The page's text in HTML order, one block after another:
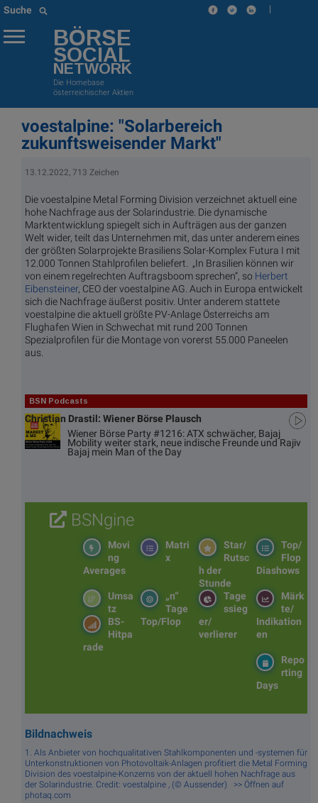
Suche |
BÖRSE
SOCIAL
NETWORK
Die Homebase
österreichischer Aktien
voestalpine: "Solarbereich
zukunftsweisender Markt"
13.12.2022, 713 Zeichen
Die voestalpine Metal Forming Division verzeichnet aktuell eine
hohe Nachfrage aus der Solarindustrie. Die dynamische
Marktentwicklung spiegelt sich in Aufträgen aus der ganzen
Welt wider, teilt das Unternehmen mit, das unter anderem eines
der größten Solarprojekte Brasiliens Solar-Komplex Futura I mit
12.000 Tonnen Stahlprofilen beliefert. „In Brasilien können wir
von einem regelrechten Auftragsboom sprechen“, so Herbert
Eibensteiner, CEO der voestalpine AG. Auch in Europa entwickelt
sich die Nachfrage äußerst positiv. Unter anderem stattete
voestalpine die aktuell größte PV-Anlage Österreichs am
Flughafen Wien in Schwechat mit rund 200 Tonnen
Spezialprofilen für die Montage von vorerst 55.000 Paneelen
aus.
BSN Podcasts
Christian Drastil: Wiener Börse Plausch
Wiener Börse Party #1216: ATX schwächer, Bajaj
Mobility weiter stark, neue indische Freunde und Rajiv
Bajaj mein Man of the Day
BSNgine
Top/
Flop
Diashows
Star/
Rutsc
h der
Stunde
Matri
x
Movi
ng
Averages
Märk
te/
Indikation
en
Tage
ssieg
er/
verlierer
„n“
Tage
Top/Flop
Umsa
tz
BS-
Hitpa
rade
Repo
rting
Days
Bildnachweis
1. Als Anbieter von hochqualitativen Stahlkomponenten und -systemen für
Unterkonstruktionen von Photovoltaik-Anlagen profitiert die Metal Forming
Division des voestalpine-Konzerns von der aktuell hohen Nachfrage aus
der Solarindustrie. Credit: voestalpine , (© Aussender) >> Öffnen auf
photaq.com